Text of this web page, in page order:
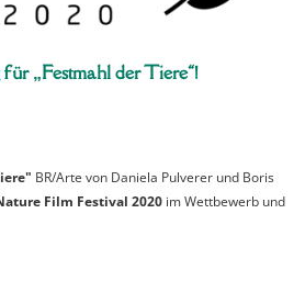
„Festmahl der Tiere“!
BR/Arte von Daniela Pulverer und Boris
Film Festival 2020 im Wettbewerb und